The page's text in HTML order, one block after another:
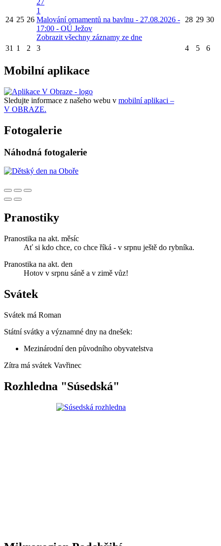
24 25 26
27
1
Malování ornamentů na bavlnu - 27.08.2026 -
17:00 - OÚ Ježov
Zobrazit všechny záznamy ze dne
28 29 30
31 1 2 3 4 5 6
Mobilní aplikace
Sledujte informace z našeho webu v mobilní aplikaci –
V OBRAZE.
Fotogalerie
Náhodná fotogalerie
Pranostiky
Pranostika na akt. měsíc
Ať si kdo chce, co chce říká - v srpnu ještě do rybníka.
Pranostika na akt. den
Hotov v srpnu sáně a v zimě vůz!
Svátek
Svátek má Roman
Státní svátky a významné dny na dnešek:
Mezinárodní den původního obyvatelstva
Zítra má svátek Vavřinec
Rozhledna "Súsedská"